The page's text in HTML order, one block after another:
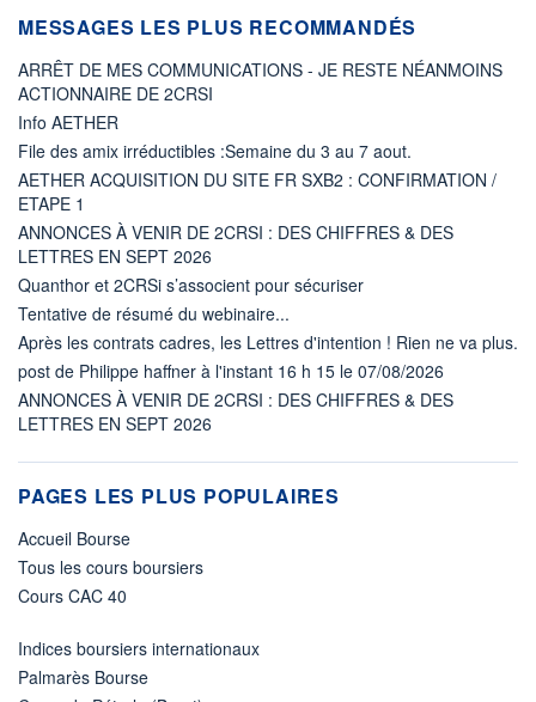
MESSAGES LES PLUS RECOMMANDÉS
ARRÊT DE MES COMMUNICATIONS - JE RESTE NÉANMOINS
ACTIONNAIRE DE 2CRSI
Info AETHER
File des amix irréductibles :Semaine du 3 au 7 aout.
AETHER ACQUISITION DU SITE FR SXB2 : CONFIRMATION /
ETAPE 1
ANNONCES À VENIR DE 2CRSI : DES CHIFFRES & DES
LETTRES EN SEPT 2026
Quanthor et 2CRSi s’associent pour sécuriser
Tentative de résumé du webinaire...
Après les contrats cadres, les Lettres d'intention ! Rien ne va plus.
post de Philippe haffner à l'instant 16 h 15 le 07/08/2026
ANNONCES À VENIR DE 2CRSI : DES CHIFFRES & DES
LETTRES EN SEPT 2026
PAGES LES PLUS POPULAIRES
Accueil Bourse
Tous les cours boursiers
Cours CAC 40
Indices boursiers internationaux
Palmarès Bourse